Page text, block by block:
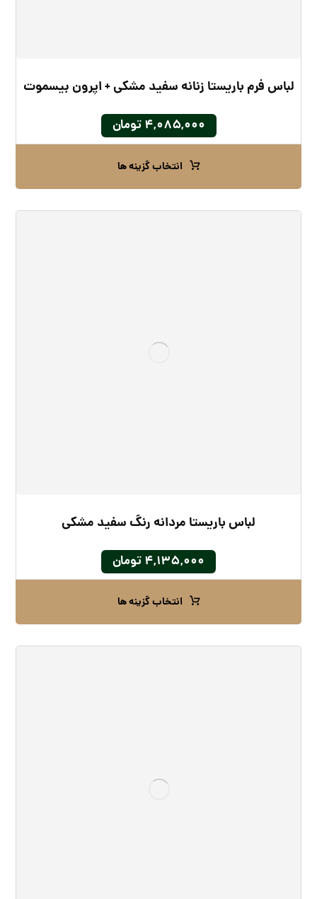
لباس فرم باریستا زنانه سفید مشکی + اپرون بیسموت
۴,۰۸۵,۰۰۰ تومان
انتخاب گزینه ها
لباس باریستا مردانه رنگ سفید مشکی
۴,۱۳۵,۰۰۰تومان
انتخاب گزینه ها